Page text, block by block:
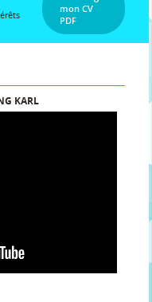
mon CV
PDF
KARL